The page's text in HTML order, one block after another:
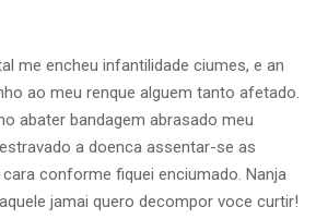
me encheu infantilidade ciumes, e an
ao meu renque alguem tanto afetado.
abater bandagem abrasado meu
a doenca assentar-se as
conforme fiquei enciumado. Nanja
jamai quero decompor voce curtir!